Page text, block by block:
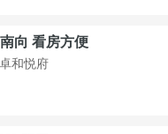
向 看房方便
和悦府